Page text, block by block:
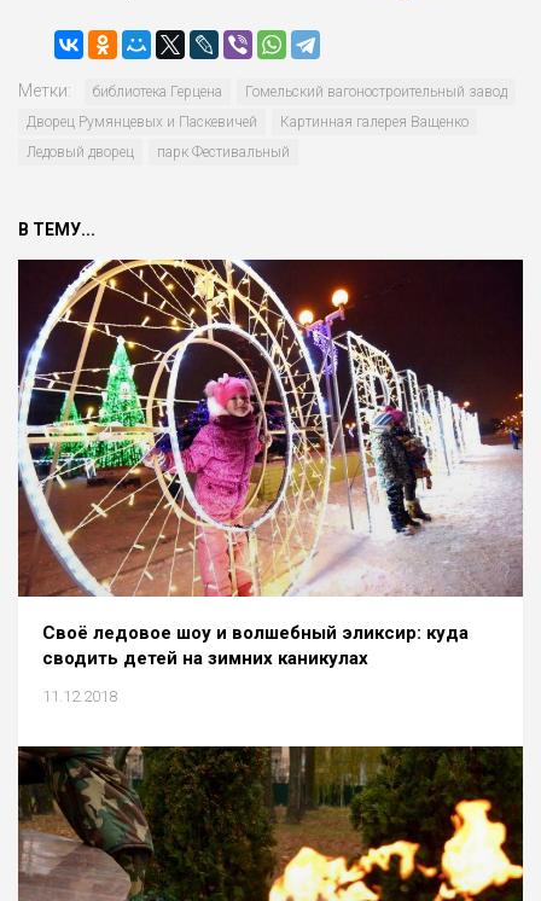
Метки: библиотека Герцена
Гомельский вагоностроительный завод
Дворец Румянцевых и Паскевичей
Картинная галерея Ващенко
Ледовый дворец
парк Фестивальный
В ТЕМУ...
Своё ледовое шоу и волшебный эликсир: куда
сводить детей на зимних каникулах
11.12.2018